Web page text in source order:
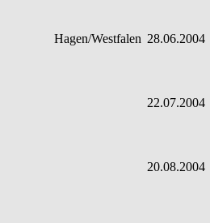
Hagen/Westfalen 28.06.2004
22.07.2004
20.08.2004